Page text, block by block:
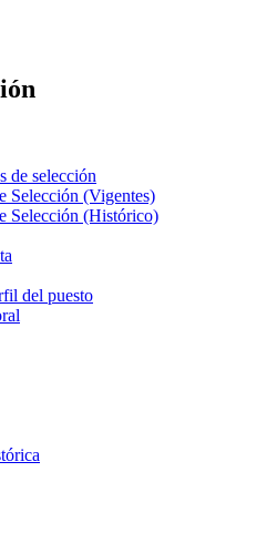
de selección
Selección (Vigentes)
Selección (Histórico)
del puesto